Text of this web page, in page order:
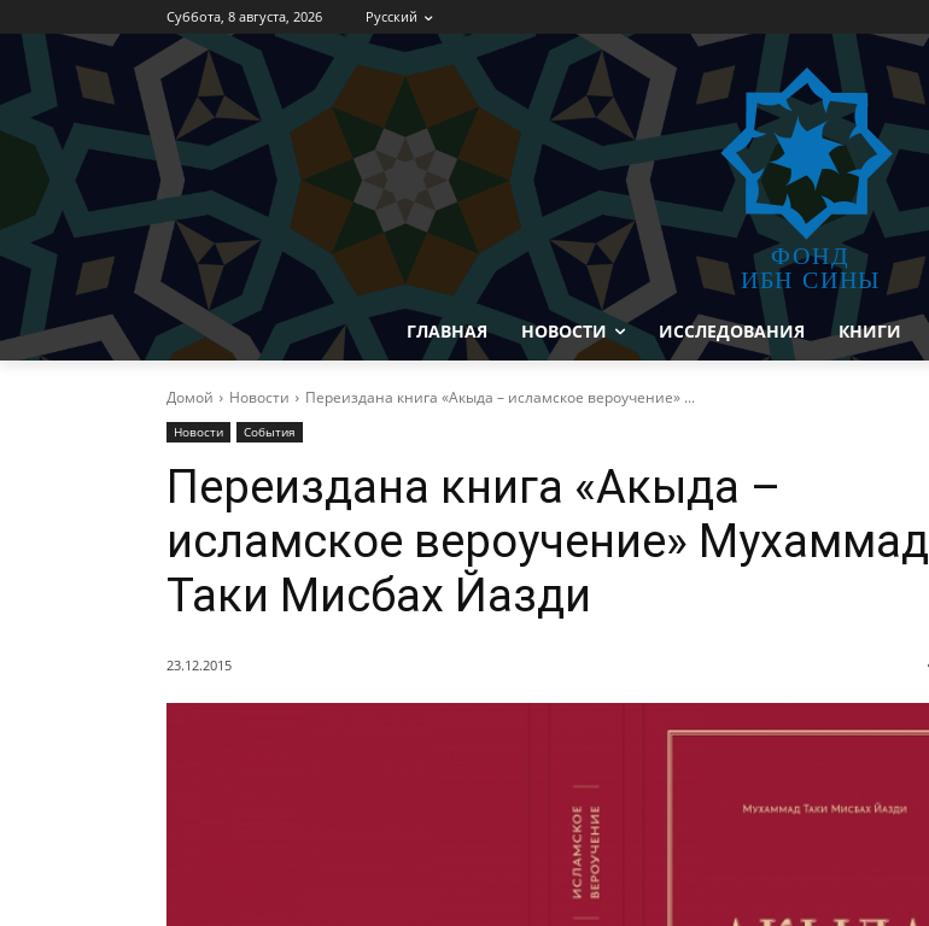
Суббота, 8 августа, 2026 Русский
ФОНД
ИБН СИНЫ
ГЛАВНАЯ НОВОСТИ ИССЛЕДОВАНИЯ КНИГИ
Домой Новости Переиздана книга «Акыда – исламское вероучение» ...
Новости События
Переиздана книга «Акыда –
исламское вероучение» Мухаммад
Таки Мисбах Йазди
23.12.2015